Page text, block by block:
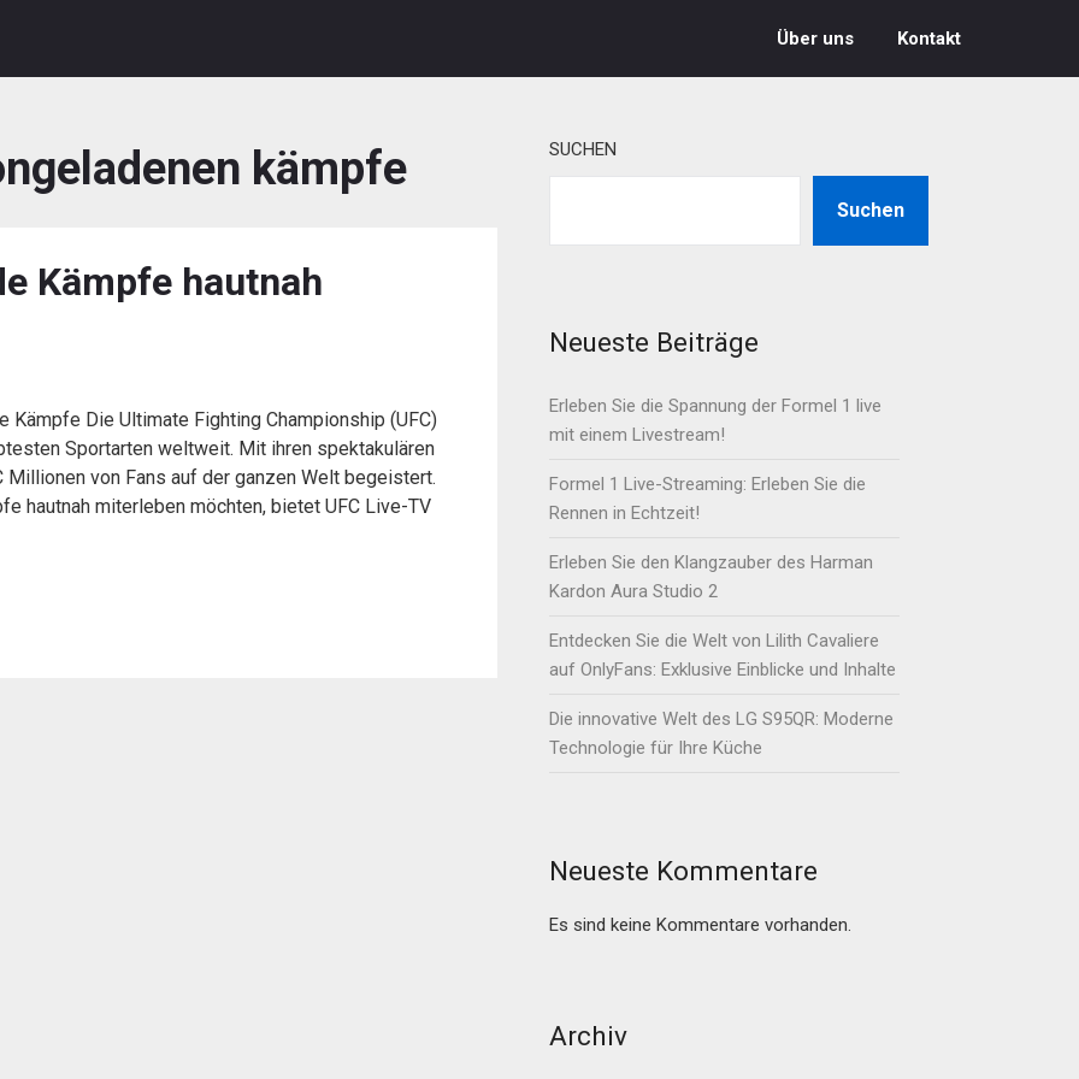
Über uns Kontakt
kämpfe
Kämpfe hautnah
Kämpfe Die Ultimate Fighting Championship (UFC)
Sportarten weltweit. Mit ihren spektakulären
Millionen von Fans auf der ganzen Welt begeistert.
hautnah miterleben möchten, bietet UFC Live-TV
SUCHEN
Suchen
Neueste Beiträge
Erleben Sie die Spannung der Formel 1 live
mit einem Livestream!
Formel 1 Live-Streaming: Erleben Sie die
Rennen in Echtzeit!
Erleben Sie den Klangzauber des Harman
Kardon Aura Studio 2
Entdecken Sie die Welt von Lilith Cavaliere
auf OnlyFans: Exklusive Einblicke und Inhalte
Die innovative Welt des LG S95QR: Moderne
Technologie für Ihre Küche
Neueste Kommentare
Es sind keine Kommentare vorhanden.
Archiv